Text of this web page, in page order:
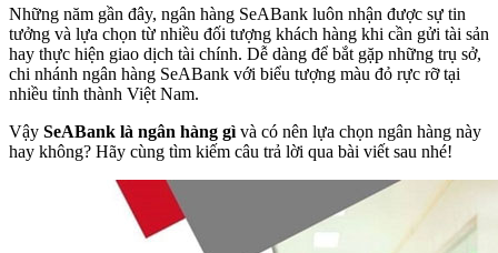
Những năm gần đây, ngân hàng SeABank luôn nhận được sự tin
tưởng và lựa chọn từ nhiều đối tượng khách hàng khi cần gửi tài sản
hay thực hiện giao dịch tài chính. Dễ dàng để bắt gặp những trụ sở,
chi nhánh ngân hàng SeABank với biểu tượng màu đỏ rực rỡ tại
nhiều tỉnh thành Việt Nam.
Vậy SeABank là ngân hàng gì và có nên lựa chọn ngân hàng này
hay không? Hãy cùng tìm kiếm câu trả lời qua bài viết sau nhé!